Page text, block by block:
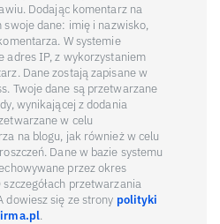
Dodając komentarz na
swoje dane: imię i nazwisko,
W systemie
adres IP, z wykorzystaniem
Dane zostają zapisane w
Twoje dane są przetwarzane
wynikającej z dodania
w celu
na blogu, jak również w celu
Dane w bazie systemu
przez okres
przetwarzania
dowiesz się ze strony polityki
.